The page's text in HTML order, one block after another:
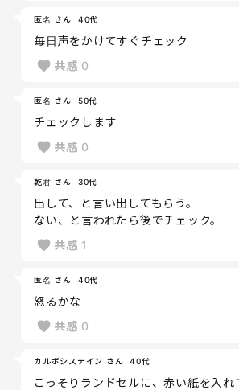
匿名 さん 40代
毎日声をかけてすぐチェック
共感 0
匿名 さん 50代
チェックします
共感 0
乾君 さん 30代
出して、と言い出してもらう。
ない、と言われたら後でチェック。
共感 1
匿名 さん 40代
怒るかな
共感 0
カルボシステイン さん 40代
こっそりランドセルに、赤い紙を入れ